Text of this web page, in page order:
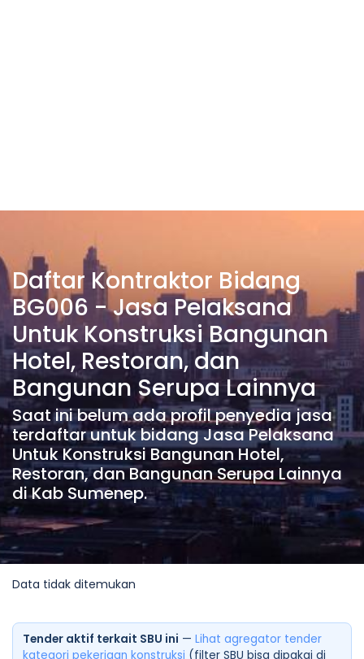
Daftar Kontraktor Bidang
BG006 - Jasa Pelaksana
Untuk Konstruksi Bangunan
Hotel, Restoran, dan
Bangunan Serupa Lainnya
Saat ini belum ada profil penyedia jasa
terdaftar untuk bidang Jasa Pelaksana
Untuk Konstruksi Bangunan Hotel,
Restoran, dan Bangunan Serupa Lainnya
di Kab Sumenep.
Data tidak ditemukan
Tender aktif terkait SBU ini — Lihat agregator tender
kategori pekerjaan konstruksi (filter SBU bisa dipakai di